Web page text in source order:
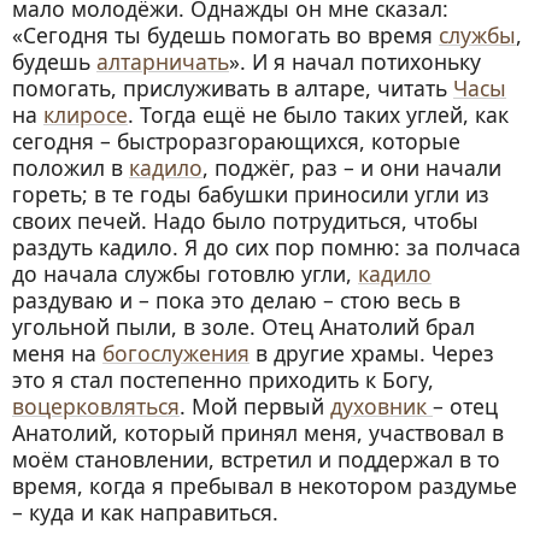
мало молодёжи. Однажды он мне сказал:
«Сегодня ты будешь помогать во время службы,
будешь алтарничать». И я начал потихоньку
помогать, прислуживать в алтаре, читать Часы
на клиросе. Тогда ещё не было таких углей, как
сегодня – быстроразгорающихся, которые
положил в кадило, поджёг, раз – и они начали
гореть; в те годы бабушки приносили угли из
своих печей. Надо было потрудиться, чтобы
раздуть кадило. Я до сих пор помню: за полчаса
до начала службы готовлю угли, кадило
раздуваю и – пока это делаю – стою весь в
угольной пыли, в золе. Отец Анатолий брал
меня на богослужения в другие храмы. Через
это я стал постепенно приходить к Богу,
воцерковляться. Мой первый духовник – отец
Анатолий, который принял меня, участвовал в
моём становлении, встретил и поддержал в то
время, когда я пребывал в некотором раздумье
– куда и как направиться.